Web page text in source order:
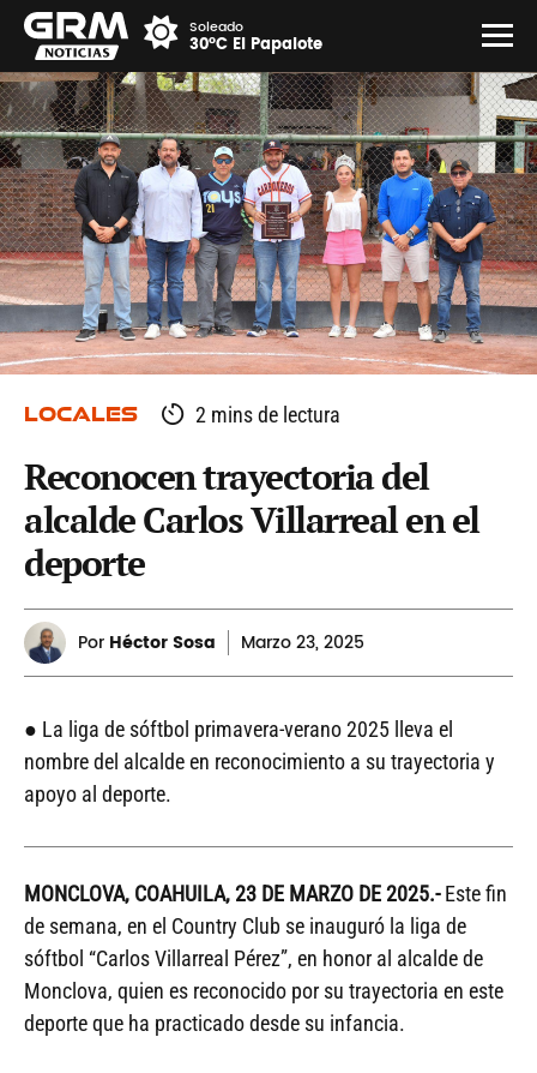
Soleado
30°C El Papalote
LOCALES 2 mins de lectura
Reconocen trayectoria del
alcalde Carlos Villarreal en el
deporte
Por Héctor Sosa Marzo23, 2025
● La liga de sóftbol primavera-verano 2025 lleva el
nombre del alcalde en reconocimiento a su trayectoria y
apoyo al deporte.
MONCLOVA, COAHUILA, 23 DE MARZO DE 2025.-Este fin
de semana, en el Country Club se inauguró la liga de
sóftbol “Carlos Villarreal Pérez”, en honor al alcalde de
Monclova, quien es reconocido por su trayectoria en este
deporte que ha practicado desde su infancia.